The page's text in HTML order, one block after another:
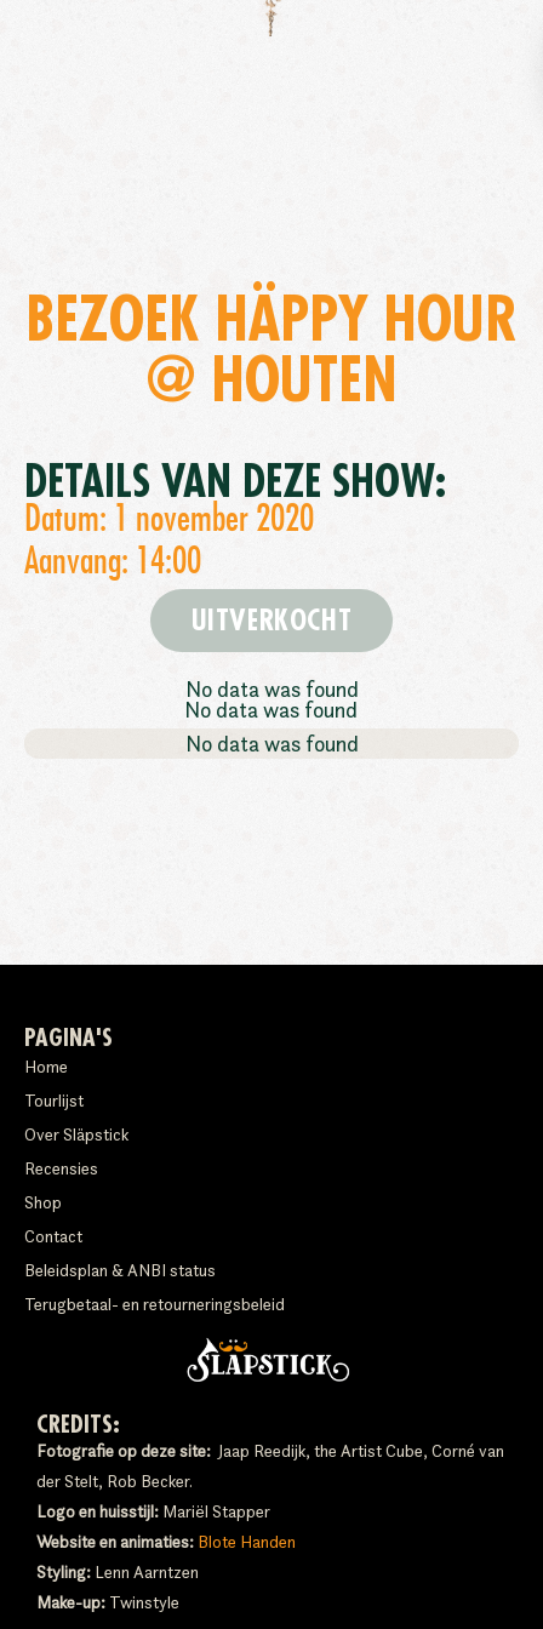
BEZOEK HÄPPY HOUR
@ HOUTEN
DETAILS VAN DEZE SHOW:
Datum: 1 november 2020
Aanvang: 14:00
UITVERKOCHT
No data was found
No data was found
No data was found
PAGINA'S
Home
Tourlijst
Over Släpstick
Recensies
Shop
Contact
Beleidsplan & ANBI status
Terugbetaal- en retourneringsbeleid
CREDITS:
Fotografie op deze site: Jaap Reedijk, the Artist Cube, Corné van
der Stelt, Rob Becker.
Logo en huisstijl: Mariël Stapper
Website en animaties: Blote Handen
Styling: Lenn Aarntzen
Make-up: Twinstyle